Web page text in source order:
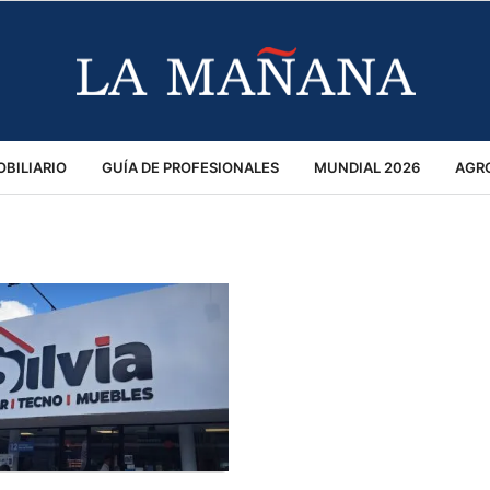
GUÍA DE PROFESIONALES MUNDIAL 2026